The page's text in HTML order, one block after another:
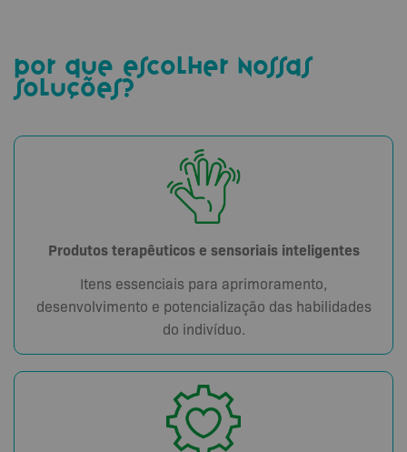
por que escolher nossas
soluções?
Produtos terapêuticos e sensoriais inteligentes
Itens essenciais para aprimoramento,
desenvolvimento e potencialização das habilidades
do indivíduo.